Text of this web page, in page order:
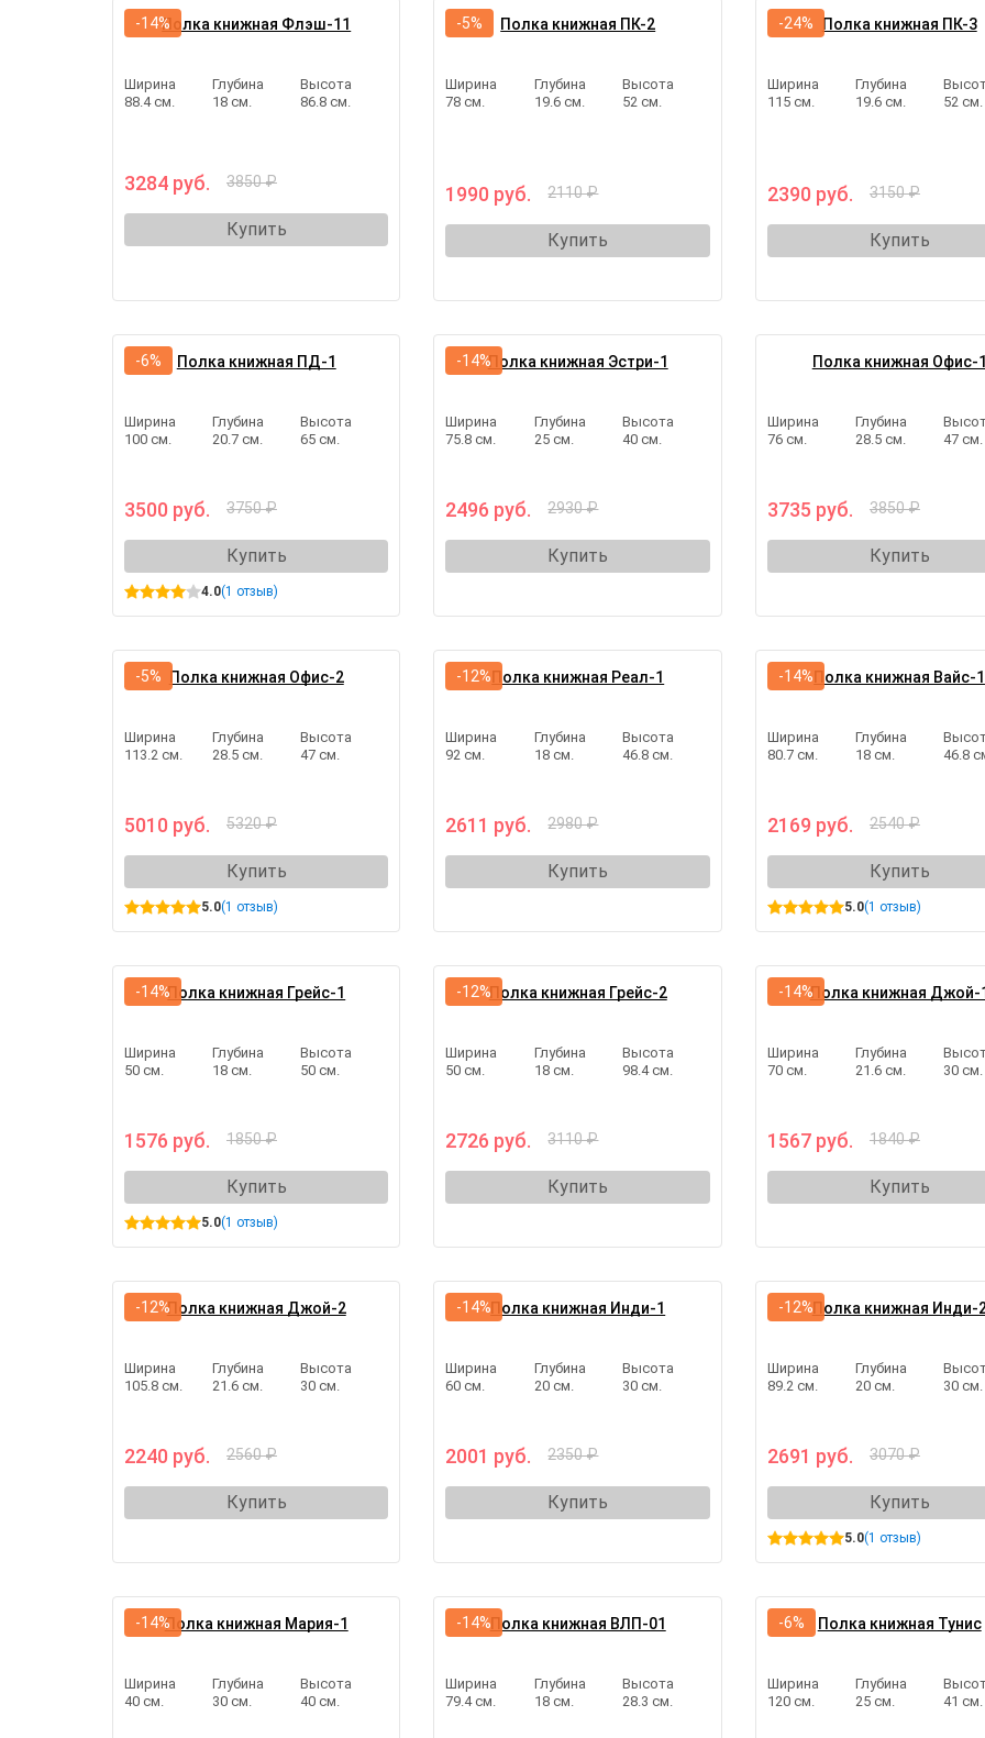
Полка книжная Флэш-11
Ширина
88.4 см.
Глубина
18 см.
Высота
86.8 см.
3284 руб. 3850 ₽
Купить
-14% Полка книжная ПК-2
Ширина
78 см.
Глубина
19.6 см.
Высота
52 см.
1990 руб. 2110 ₽
Купить
-5% Полка книжная ПК-3
Ширина
115 см.
Глубина
19.6 см.
52 см.
2390 руб. 3150 ₽
Купить
-24%
Полка книжная ПД-1
Ширина
100 см.
Глубина
20.7 см.
Высота
65 см.
3500 руб. 3750 ₽
Купить
4.0(1 отзыв)
-6% Полка книжная Эстри-1
Ширина
75.8 см.
Глубина
25 см.
Высота
40 см.
2496 руб. 2930 ₽
Купить
-14% Полка книжная Офис-1
Ширина
76 см.
Глубина
28.5 см.
47 см.
3735 руб. 3850 ₽
Купить
Полка книжная Офис-2
Ширина
113.2 см.
Глубина
28.5 см.
Высота
47 см.
5010 руб. 5320 ₽
Купить
5.0(1 отзыв)
-5% Полка книжная Реал-1
Ширина
92 см.
Глубина
18 см.
Высота
46.8 см.
2611 руб. 2980 ₽
Купить
-12% Полка книжная Вайс-1
Ширина
80.7 см.
Глубина
18 см.
46.8
2169 руб. 2540 ₽
Купить
5.0(1 отзыв)
-14%
Полка книжная Грейс-1
Ширина
50 см.
Глубина
18 см.
Высота
50 см.
1576 руб. 1850 ₽
Купить
5.0(1 отзыв)
-14% Полка книжная Грейс-2
Ширина
50 см.
Глубина
18 см.
Высота
98.4 см.
2726 руб. 3110 ₽
Купить
-12% Полка книжная Джой-1
Ширина
70 см.
Глубина
21.6 см.
30 см.
1567 руб. 1840 ₽
Купить
-14%
Полка книжная Джой-2
Ширина
105.8 см.
Глубина
21.6 см.
Высота
30 см.
2240 руб. 2560 ₽
Купить
-12% Полка книжная Инди-1
Ширина
60 см.
Глубина
20 см.
Высота
30 см.
2001 руб. 2350 ₽
Купить
-14% Полка книжная Инди-
Ширина
89.2 см.
Глубина
20 см.
30 см.
2691 руб. 3070 ₽
Купить
5.0(1 отзыв)
-12%
Полка книжная Мария-1
Ширина
40 см.
Глубина
30 см.
Высота
40 см.
-14% Полка книжная ВЛП-01
Ширина
79.4 см.
Глубина
18 см.
Высота
28.3 см.
-14% Полка книжная Тунис
Ширина
120 см.
Глубина
25 см.
41 см.
-6%